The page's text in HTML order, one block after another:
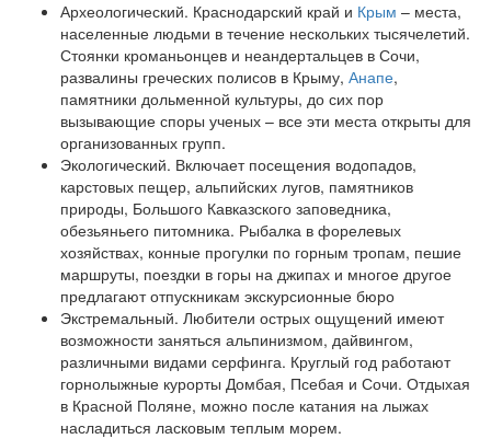
Археологический. Краснодарский край и Крым – места,
населенные людьми в течение нескольких тысячелетий.
Стоянки кроманьонцев и неандертальцев в Сочи,
развалины греческих полисов в Крыму, Анапе,
памятники дольменной культуры, до сих пор
вызывающие споры ученых – все эти места открыты для
организованных групп.
Экологический. Включает посещения водопадов,
карстовых пещер, альпийских лугов, памятников
природы, Большого Кавказского заповедника,
обезьяньего питомника. Рыбалка в форелевых
хозяйствах, конные прогулки по горным тропам, пешие
маршруты, поездки в горы на джипах и многое другое
предлагают отпускникам экскурсионные бюро
Экстремальный. Любители острых ощущений имеют
возможности заняться альпинизмом, дайвингом,
различными видами серфинга. Круглый год работают
горнолыжные курорты Домбая, Псебая и Сочи. Отдыхая
в Красной Поляне, можно после катания на лыжах
насладиться ласковым теплым морем.